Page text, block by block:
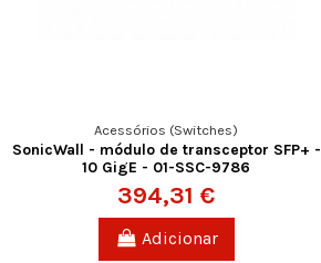
Acessórios (Switches)
SonicWall - módulo de transceptor SFP+ -
10 GigE - 01-SSC-9786
394,31 €
Adicionar